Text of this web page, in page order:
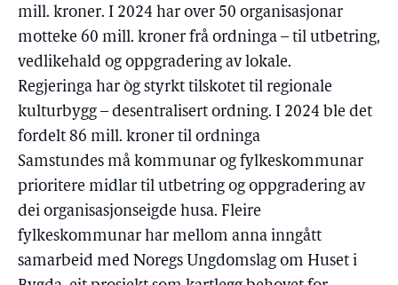
mill. kroner. I 2024 har over 50 organisasjonar
motteke 60 mill. kroner frå ordninga – til utbetring,
vedlikehald og oppgradering av lokale.
Regjeringa har òg styrkt tilskotet til regionale
kulturbygg – desentralisert ordning. I 2024 ble det
fordelt 86 mill. kroner til ordninga
Samstundes må kommunar og fylkeskommunar
prioritere midlar til utbetring og oppgradering av
dei organisasjonseigde husa. Fleire
fylkeskommunar har mellom anna inngått
samarbeid med Noregs Ungdomslag om Huset i